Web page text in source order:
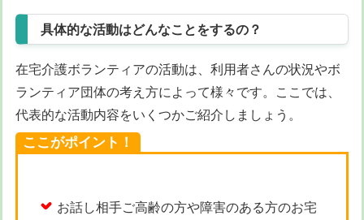
具体的な活動はどんなことをするの？
在宅介護ボランティアの活動は、利用者さんの状況やボ
ランティア団体の考え方によって様々です。ここでは、
代表的な活動内容をいくつかご紹介しましょう。
ここがポイント！
お話し相手ご高齢の方や障害のある方のお宅